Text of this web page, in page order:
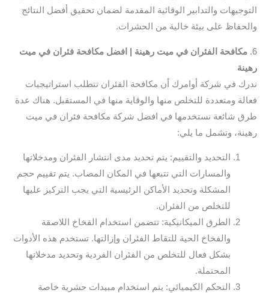
التوجيهات والتدابير الوقائية المقدمة لضمان تحقيق أفضل النتائج
والحفاظ على بيئة خالية من الحشرات.
6. مكافحة الفئران في ميت رهينة | افضل مكافحة فئران في ميت
رهينة
ندرك في شركة أوامرك أن مكافحة الفئران تتطلب استراتيجيات
فعالة ومتعددة للتخلص منها والوقاية منها في المستقبل. هناك عدة
طرق شائعة نستخدمها في افضل شركة مكافحة فئران في ميت
رهينة، وتشمل ما يلي:
التحديد والتقييم: يتم تحديد مدى انتشار الفئران ومدخلاتها
والمسارات التي تتبعها في المكان المصاب. يتم تقييم حجم
المشكلة وتحديد الأماكن الرئيسية التي يجب التركيز عليها
للتخلص من الفئران.
الطرق الميكانيكية: تتضمن استخدام الفخاخ اللاصقة
والفخاخ الحية للتقاط الفئران وإزالتها. تستخدم هذه الأدوات
بشكل فعال للتخلص من الفئران الفردية وتحديد مدخلاتها
المحتملة.
التحكم الكيميائي: يتم استخدام مبيدات حشرية خاصة